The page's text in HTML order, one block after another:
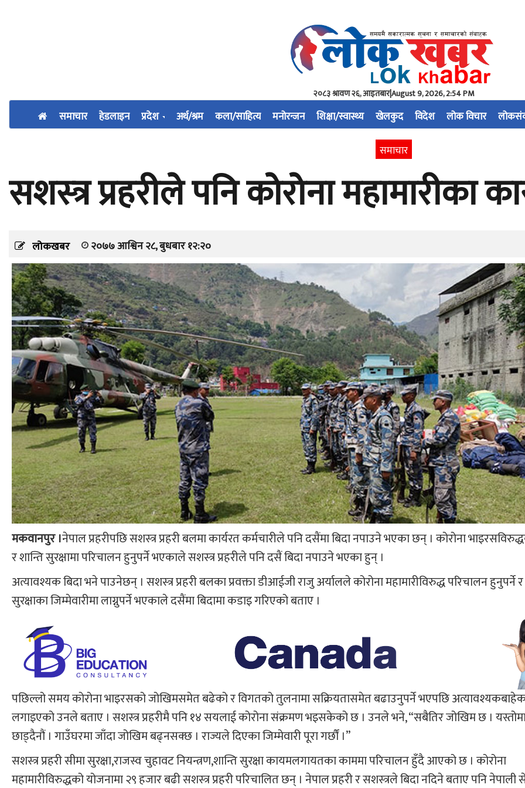
२०८३ श्रावण २६, आइतबार|August 9, 2026, 2:54 PM
समाचार हेडलाइन प्रदेश अर्थ/श्रम कला/साहित्य मनोरन्जन शिक्षा/स्वास्थ्य खेलकुद विदेश लोक विचार
समाचार
सशस्‍त्र प्रहरीले पनि कोरोना महामारीका
लोकखबर २०७७ आश्विन २८, बुधबार १२:२०
मकवानपुर ।नेपाल प्रहरीपछि सशस्‍त्र प्रहरी बलमा कार्यरत कर्मचारीले पनि दसैंमा बिदा नपाउने भएका छन् । कोरोना
र शान्ति सुरक्षामा परिचालन हुनुपर्ने भएकाले सशस्‍त्र प्रहरीले पनि दसैं बिदा नपाउने भएका हुन् ।
अत्यावश्यक बिदा भने पाउनेछन् । सशस्‍त्र प्रहरी बलका प्रवक्ता डीआईजी राजु अर्यालले कोरोना महामारीविरुद्ध परिचालन हुनुपर्ने
सुरक्षाका जिम्मेवारीमा लाग्नुपर्ने भएकाले दसैंमा बिदामा कडाइ गरिएको बताए ।
पछिल्लो समय कोरोना भाइरसको जोखिमसमेत बढेको र विगतको तुलनामा सक्रियतासमेत बढाउनुपर्ने भएपछि अत्यावश्यकबाहेक
लगाइएको उनले बताए । सशस्‍त्र प्रहरीमै पनि १४ सयलाई कोरोना संक्रमण भइसकेको छ । उनले भने, “सबैतिर जोखिम छ ।
छाड्दैनौं । गाउँघरमा जाँदा जोखिम बढ्नसक्छ । राज्यले दिएका जिम्मेवारी पूरा गर्छौं ।”
सशस्‍त्र प्रहरी सीमा सुरक्षा,राजस्व चुहावट नियन्त्रण,शान्ति सुरक्षा कायमलगायतका काममा परिचालन हुँदै आएको छ । कोरोना
महामारीविरुद्धको योजनामा २९ हजार बढी सशस्‍त्र प्रहरी परिचालित छन् । नेपाल प्रहरी र सशस्‍त्रले बिदा नदिने बताए पनि